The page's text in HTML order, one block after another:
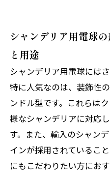
シャンデリア用電球
と用途
シャンデリア用電球には
特に人気なのは、装飾性
ンドル型です。これらは
様なシャンデリアに対応
す。また、輸入のシャン
インが採用されているこ
にもこだわりたい方にお